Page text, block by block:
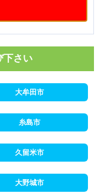
下さい
大牟田市
糸島市
久留米市
大野城市